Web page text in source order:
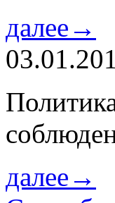
далее→
далее→